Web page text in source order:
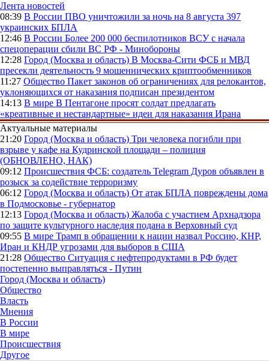
Лента новостей
08:39 В России ПВО уничтожили за ночь на 8 августа 397
украинских БПЛА
12:46 В России Более 200 000 беспилотников ВСУ с начала
спецоперации сбили ВС РФ - Минобороны
12:28 Город (Москва и область) В Москва-Сити ФСБ и МВД
пресекли деятельность 9 мошеннических криптообменников
11:27 Общество Пакет законов об ограничениях для релокантов,
уклоняющихся от наказания подписан президентом
14:13 В мире В Пентагоне просят солдат предлагать
«креативные и нестандартные» идеи для наказания Ирана
Актуальные материалы
21:20 Город (Москва и область) Три человека погибли при
взрыве у кафе на Кудринской площади – полиция
(ОБНОВЛЕНО, НАК)
09:12 Происшествия ФСБ: создатель Telegram Дуров объявлен в
розыск за содействие терроризму
06:12 Город (Москва и область) От атак БПЛА повреждены дома
в Подмосковье - губернатор
12:13 Город (Москва и область) Жалоба с участием Архнадзора
по защите культурного наследия подана в Верховный суд
09:55 В мире Трамп в обращении к нации назвал Россию, КНР,
Иран и КНДР угрозами для выборов в США
21:28 Общество Ситуация с нефтепродуктами в РФ будет
постепенно выправляться - Путин
Город (Москва и область)
Общество
Власть
Мнения
В России
В мире
Происшествия
Другое